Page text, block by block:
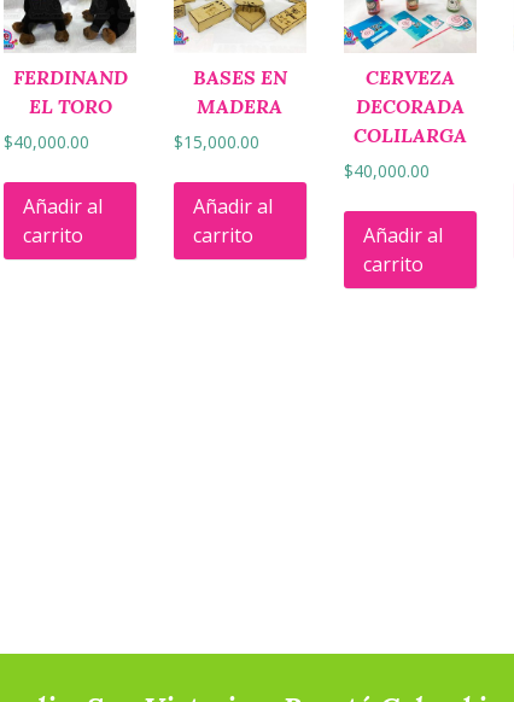
FERDINAND
EL TORO
$40,000.00
Añadir al
carrito
BASES EN
MADERA
$15,000.00
Añadir al
carrito
CERVEZA
DECORADA
COLILARGA
$40,000.00
Añadir al
carrito